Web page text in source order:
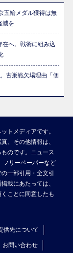
五輪メダル獲得は無
減を
へ。戦術に組み込
古巣戦欠場理由「個
トメディアです。
、その他情報は、
のです。ニュース
フリーペーパーなど
一部引用・全文引
載にあたっては、
ことに同意したも
供先について
お問い合わせ